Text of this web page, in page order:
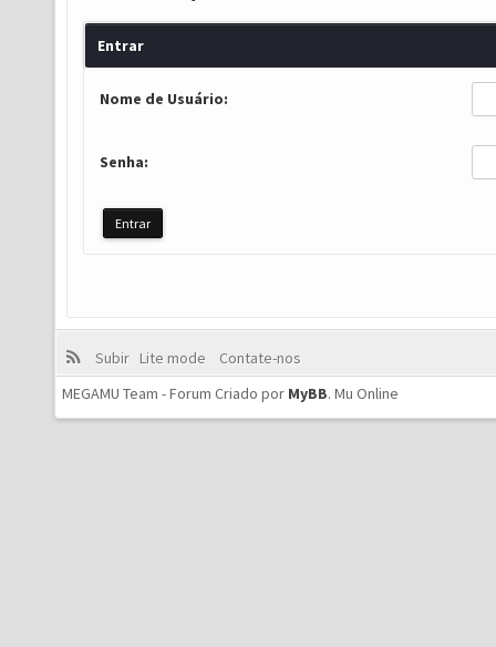
Entrar
Nome de Usuário:
Senha:
Subir Lite mode
Contate-nos
MEGAMU Team - Forum Criado por MyBB. Mu Online